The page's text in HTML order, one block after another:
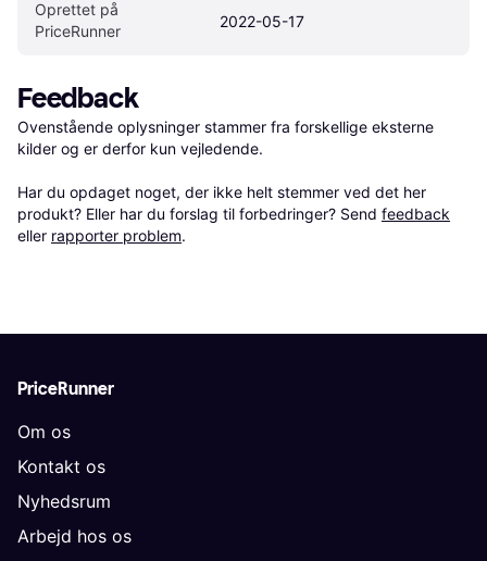
Oprettet på
PriceRunner
2022-05-17
Feedback
Ovenstående oplysninger stammer fra forskellige eksterne
kilder og er derfor kun vejledende.
Har du opdaget noget, der ikke helt stemmer ved det her
produkt? Eller har du forslag til forbedringer? Send feedback
eller rapporter problem.
PriceRunner
Om os
Kontakt os
Nyhedsrum
Arbejd hos os